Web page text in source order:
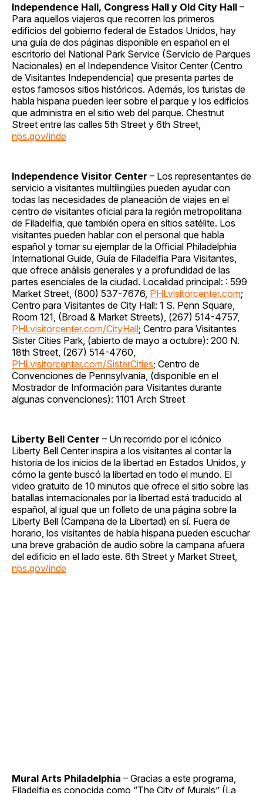
Independence Hall, Congress Hall y Old City Hall –
Para aquellos viajeros que recorren los primeros
edificios del gobierno federal de Estados Unidos, hay
una guía de dos páginas disponible en español en el
escritorio del National Park Service (Servicio de Parques
Nacionales) en el Independence Visitor Center (Centro
de Visitantes Independencia) que presenta partes de
estos famosos sitios históricos. Además, los turistas de
habla hispana pueden leer sobre el parque y los edificios
que administra en el sitio web del parque. Chestnut
Street entre las calles 5th Street y 6th Street,
nps.gov/inde
Independence Visitor Center – Los representantes de
servicio a visitantes multilingües pueden ayudar con
todas las necesidades de planeación de viajes en el
centro de visitantes oficial para la región metropolitana
de Filadelfia, que también opera en sitios satélite. Los
visitantes pueden hablar con el personal que habla
español y tomar su ejemplar de la Official Philadelphia
International Guide, Guía de Filadelfia Para Visitantes,
que ofrece análisis generales y a profundidad de las
partes esenciales de la ciudad. Localidad principal: : 599
Market Street, (800) 537-7676, PHLvisitorcenter.com;
Centro para Visitantes de City Hall: 1 S. Penn Square,
Room 121, (Broad & Market Streets), (267) 514-4757,
PHLvisitorcenter.com/CityHall; Centro para Visitantes
Sister Cities Park, (abierto de mayo a octubre): 200 N.
18th Street, (267) 514-4760,
PHLvisitorcenter.com/SisterCities; Centro de
Convenciones de Pennsylvania, (disponible en el
Mostrador de Información para Visitantes durante
algunas convenciones): 1101 Arch Street
Liberty Bell Center – Un recorrido por el icónico
Liberty Bell Center inspira a los visitantes al contar la
historia de los inicios de la libertad en Estados Unidos, y
cómo la gente buscó la libertad en todo el mundo. El
video gratuito de 10 minutos que ofrece el sitio sobre las
batallas internacionales por la libertad está traducido al
español, al igual que un folleto de una página sobre la
Liberty Bell (Campana de la Libertad) en sí. Fuera de
horario, los visitantes de habla hispana pueden escuchar
una breve grabación de audio sobre la campana afuera
del edificio en el lado este. 6th Street y Market Street,
nps.gov/inde
Mural Arts Philadelphia – Gracias a este programa,
Filadelfia es conocida como “The City of Murals” (La